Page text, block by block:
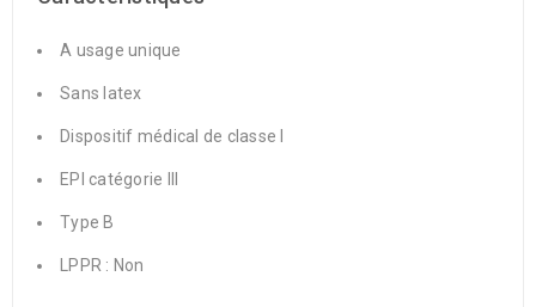
A usage unique
Sans latex
Dispositif médical de classe I
EPI catégorie III
Type B
LPPR : Non